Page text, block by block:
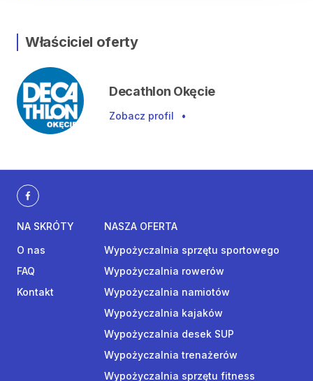
Właściciel oferty
Decathlon Okęcie
Zobacz profil •
NA SKRÓTY
O nas
FAQ
Kontakt
NASZA OFERTA
Wypożyczalnia sprzętu sportowego
Wypożyczalnia rowerów
Wypożyczalnia namiotów
Wypożyczalnia kajaków
Wypożyczalnia desek SUP
Wypożyczalnia trenażerów
Wypożyczalnia sprzętu fitness